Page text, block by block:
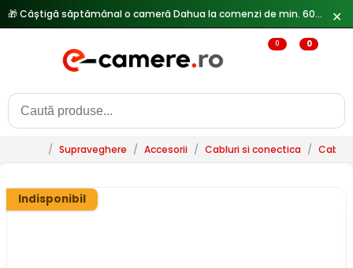
🎁 Câștigă săptămânal o cameră Dahua la comenzi de min. 600 lei — ✕
0 0
/ Supraveghere / Accesorii / Cabluri si conectica / Cabluri
Indisponibil